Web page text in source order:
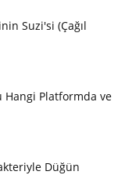
Suzi'si (Çağıl
Hangi Platformda ve
Düğün